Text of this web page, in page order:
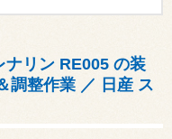
ナリン RE005 の装
調整作業 ／ 日産 ス